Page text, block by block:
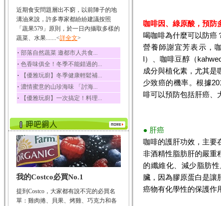
椰子
椰子含有糖類、脂肪、
蛋白質、維生素及多...
荔枝
荔枝性質溫和所含的營
養素有醣類、檸檬酸...
五味子
五味子性質溫熱所含營
養成分有揮發油、檸...
草魚
素C、及豐富的蛋白...
近期食安問題層出不窮，以前陣子的地
溝油來說，許多專家都紛紛建議按照
「蔬果579」原則，於一日內攝取多樣的
蔬菜、水果.......<詳全文>
‧ 部落自然蔬菜 邀都市人共食...
‧ 色香味俱全！冬季不能錯過的...
‧ 【優雅玩廚】冬季健康輕鬆補...
‧ 濃情蜜意的山珍海味 「討海...
‧ 【優雅玩廚】一次搞定！料理...
我的Costco必買No.1
提到Costco，大家都有說不完的必買名
單：雞肉捲、貝果、烤雞、巧克力和各
咖啡因、綠原酸，預防
喝咖啡為什麼可以防癌
營養師謝宜芳表示，
l）、咖啡豆醇（
成分與植化素，尤其是
少致癌的機率。根據
啡可以預防包括肝癌、
● 肝癌
咖啡的護肝功效，主要
非酒精性脂肪肝的嚴重
的纖維化、減少脂肪
臟，因為膠原蛋白是讓
癌物有化學性的保護作